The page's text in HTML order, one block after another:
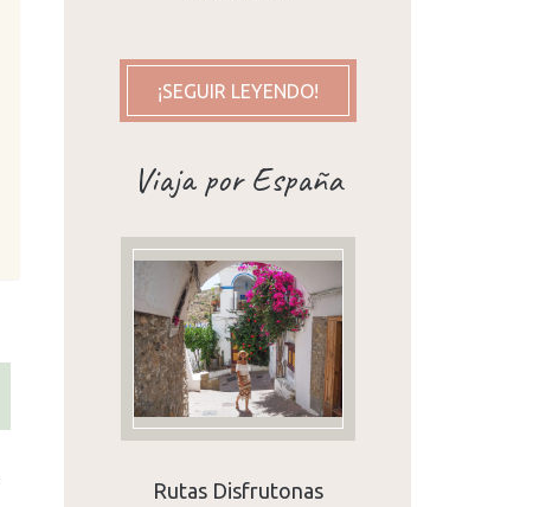
¡SEGUIR LEYENDO!
Viaja por España
Rutas Disfrutonas